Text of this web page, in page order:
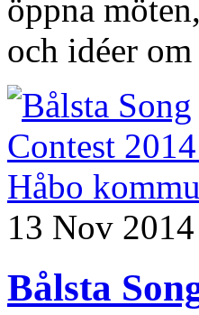
öppna
och idéer
13 Nov 2014
Bålsta